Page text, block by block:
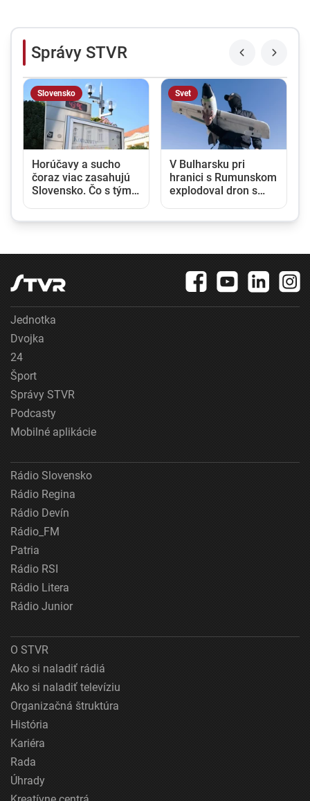
Správy STVR
Slovensko
Horúčavy a sucho
čoraz viac zasahujú
Slovensko. Čo s tým
Svet
V Bulharsku pri
hranici s Rumunskom
explodoval dron s
Jednotka
Dvojka
24
Šport
Správy STVR
Podcasty
Mobilné aplikácie
Rádio Slovensko
Rádio Regina
Rádio Devín
Rádio_FM
Patria
Rádio RSI
Rádio Litera
Rádio Junior
O STVR
Ako si naladiť rádiá
Ako si naladiť televíziu
Organizačná štruktúra
História
Kariéra
Rada
Úhrady